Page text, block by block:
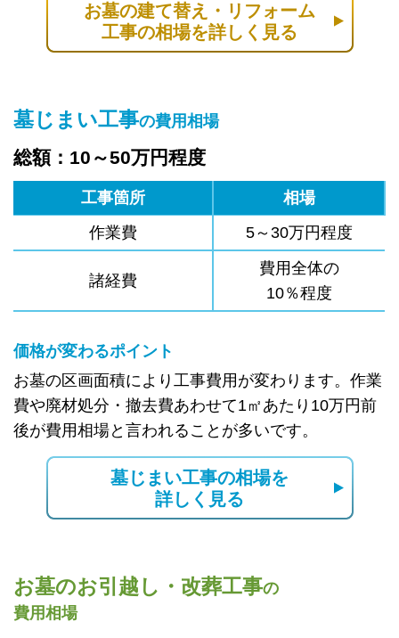
お墓の建て替え・リフォーム
工事の相場を詳しく見る
墓じまい工事の費用相場
総額：10～50万円程度
工事箇所
相場
作業費
5～30万円程度
諸経費
費用全体の
10％程度
価格が変わるポイント
お墓の区画面積により工事費用が変わります。作業
費や廃材処分・撤去費あわせて1㎡あたり10万円前
後が費用相場と言われることが多いです。
墓じまい工事の相場を
詳しく見る
お墓のお引越し・改葬工事の
費用相場